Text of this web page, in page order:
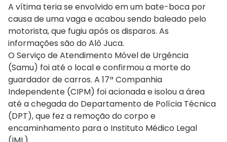
A vítima teria se envolvido em um bate-boca por
causa de uma vaga e acabou sendo baleado pelo
motorista, que fugiu após os disparos. As
informações são do Alô Juca.
O Serviço de Atendimento Móvel de Urgência
(Samu) foi até o local e confirmou a morte do
guardador de carros. A 17ª Companhia
Independente (CIPM) foi acionada e isolou a área
até a chegada do Departamento de Polícia Técnica
(DPT), que fez a remoção do corpo e
encaminhamento para o Instituto Médico Legal